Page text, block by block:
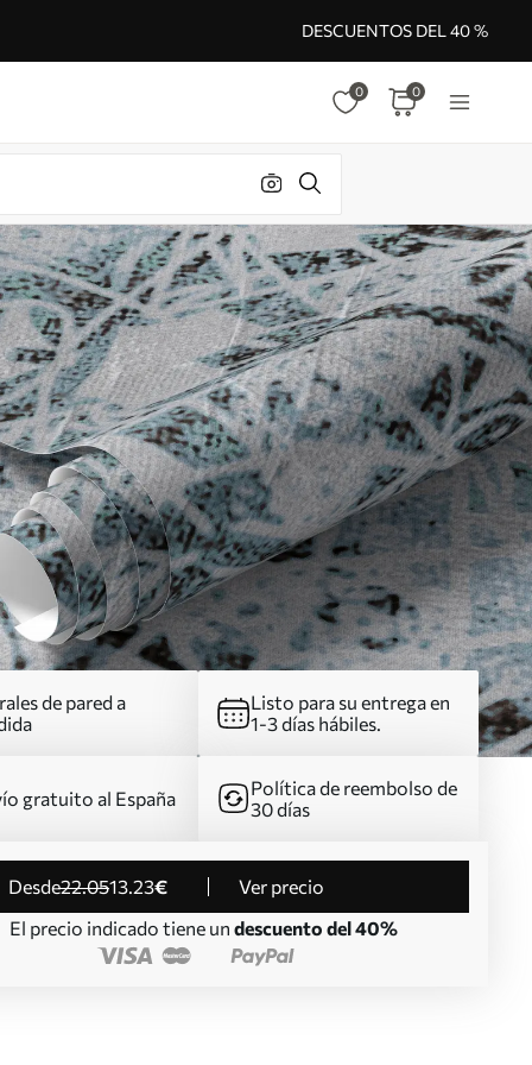
DESCUENTOS DEL 40 %
0 0
de pared a
Listo para su entrega en
1-3 días hábiles.
gratuito al España
Política de reembolso de
30 días
desde22.0513.23€
Ver precio
El precio indicado tiene un descuento del 40%